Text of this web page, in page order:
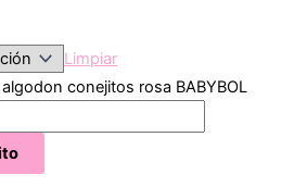
Limpiar
conejitos rosa BABYBOL